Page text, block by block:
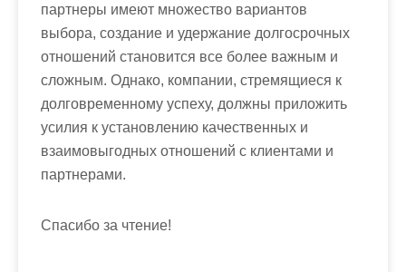
партнеры имеют множество вариантов
выбора, создание и удержание долгосрочных
отношений становится все более важным и
сложным. Однако, компании, стремящиеся к
долговременному успеху, должны приложить
усилия к установлению качественных и
взаимовыгодных отношений с клиентами и
партнерами.
Спасибо за чтение!